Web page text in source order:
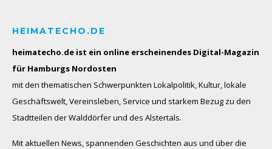
HEIMATECHO.DE
heimatecho.de ist ein online erscheinendes Digital-Magazin
für Hamburgs Nordosten
mit den thematischen Schwerpunkten Lokalpolitik, Kultur, lokale
Geschäftswelt, Vereinsleben, Service und starkem Bezug zu den
Stadtteilen der Walddörfer und des Alstertals.
Mit aktuellen News, spannenden Geschichten aus und über die